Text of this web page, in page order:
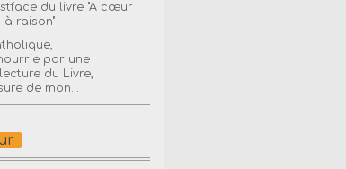
du livre "A cœur
à raison"
par une
du Livre,
de mon...